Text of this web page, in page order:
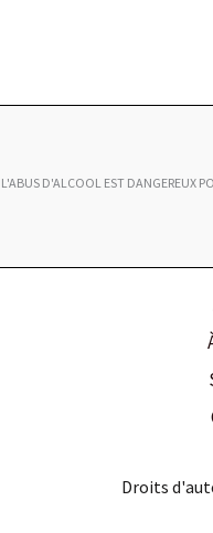
L'ABUS D'ALCOOL EST DANGEREUX
Droits